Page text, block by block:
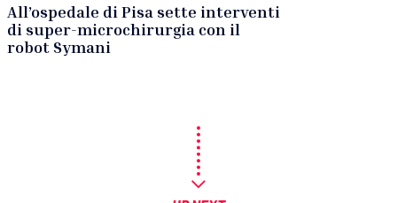
All’ospedale di Pisa sette interventi
di super-microchirurgia con il
robot Symani